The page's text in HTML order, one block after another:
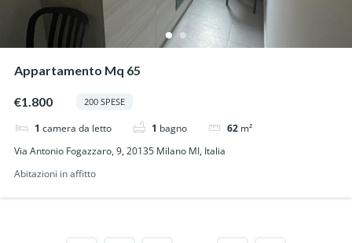
Appartamento Mq 65
€1.800 200 SPESE
1 camera da letto 1 bagno 62 m²
Via Antonio Fogazzaro, 9, 20135 Milano MI, Italia
Abitazioni in affitto